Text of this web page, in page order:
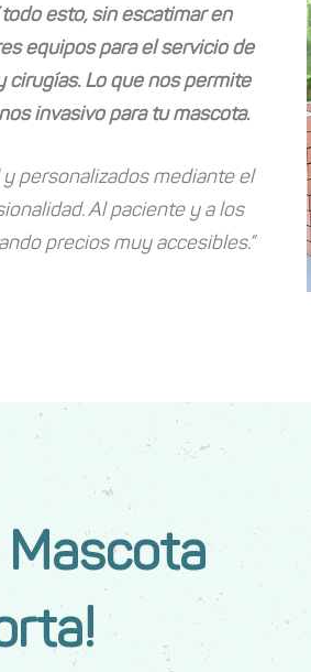
esto, sin escatimar en
equipos para el servicio de
Lo que nos permite
invasivo para tu mascota.
personalizados mediante el
Al paciente y a los
precios muy accesibles.”